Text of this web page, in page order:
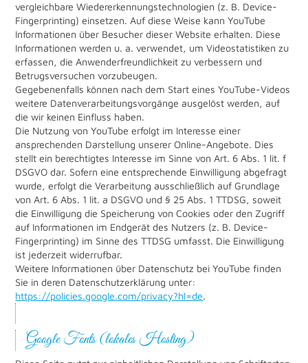
vergleichbare Wiedererkennungstechnologien (z. B. Device-
Fingerprinting) einsetzen. Auf diese Weise kann YouTube
Informationen über Besucher dieser Website erhalten. Diese
Informationen werden u. a. verwendet, um Videostatistiken zu
erfassen, die Anwenderfreundlichkeit zu verbessern und
Betrugsversuchen vorzubeugen.
Gegebenenfalls können nach dem Start eines YouTube-Videos
weitere Datenverarbeitungsvorgänge ausgelöst werden, auf
die wir keinen Einfluss haben.
Die Nutzung von YouTube erfolgt im Interesse einer
ansprechenden Darstellung unserer Online-Angebote. Dies
stellt ein berechtigtes Interesse im Sinne von Art. 6 Abs. 1 lit. f
DSGVO dar. Sofern eine entsprechende Einwilligung abgefragt
wurde, erfolgt die Verarbeitung ausschließlich auf Grundlage
von Art. 6 Abs. 1 lit. a DSGVO und § 25 Abs. 1 TTDSG, soweit
die Einwilligung die Speicherung von Cookies oder den Zugriff
auf Informationen im Endgerät des Nutzers (z. B. Device-
Fingerprinting) im Sinne des TTDSG umfasst. Die Einwilligung
ist jederzeit widerrufbar.
Weitere Informationen über Datenschutz bei YouTube finden
Sie in deren Datenschutzerklärung unter:
https://policies.google.com/privacy?hl=de.
Google Fonts (lokales Hosting)